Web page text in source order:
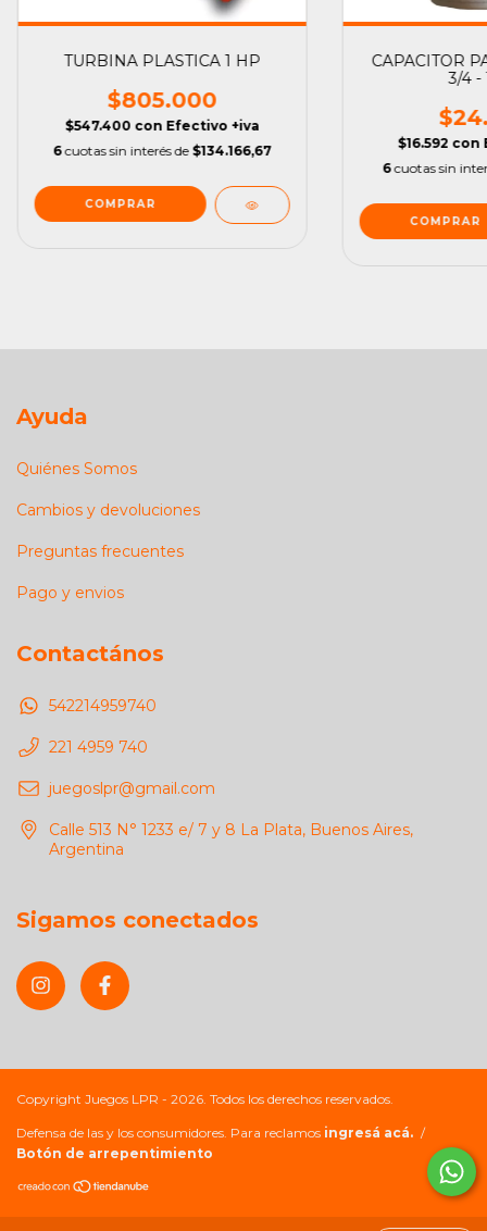
TURBINA PLASTICA 1 HP
$805.000
$547.400 con Efectivo +iva
6 cuotas sin interés de $134.166,67
CAPACITOR
3/4 -
$16.592 con
6 cuotas sin
Ayuda
Quiénes Somos
Cambios y devoluciones
Preguntas frecuentes
Pago y envios
Contactános
542214959740
221 4959 740
juegoslpr@gmail.com
Calle 513 N° 1233 e/ 7 y 8 La Plata, Buenos Aires,
Argentina
Sigamos conectados
Copyright Juegos LPR - 2026. Todos los derechos reservados.
Defensa de las y los consumidores. Para reclamos ingresá acá. /
Botón de arrepentimiento